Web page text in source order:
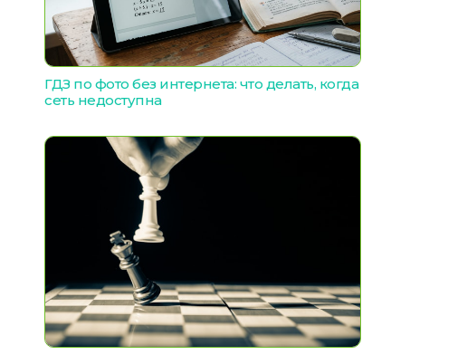
ГДЗ по фото без интернета: что делать, когда
сеть недоступна